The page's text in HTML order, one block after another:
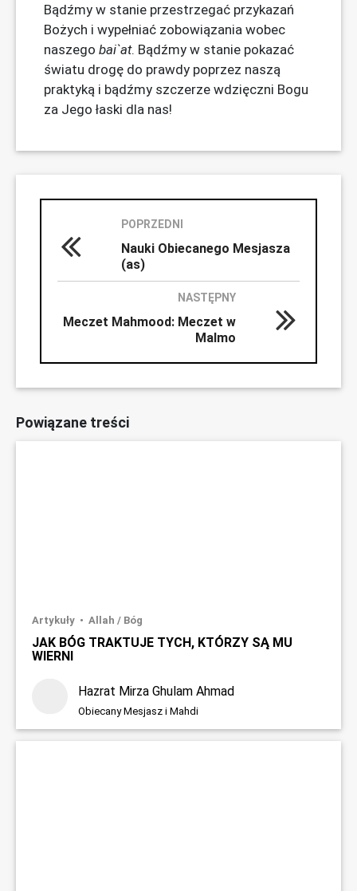
Powiązane treści
Artykuły Allah / Bóg
JAK BÓG TRAKTUJE TYCH, KTÓRZY SĄ MU
WIERNI
Hazrat Mirza Ghulam Ahmad
Obiecany Mesjasz i Mahdi
Bądźmy w stanie przestrzegać przykazań
Bożych i wypełniać zobowiązania wobec
naszego bai`at. Bądźmy w stanie pokazać
światu drogę do prawdy poprzez naszą
praktyką i bądźmy szczerze wdzięczni Bogu
za Jego łaski dla nas!
POPRZEDNI
Nauki Obiecanego Mesjasza
(as)
NASTĘPNY
Meczet Mahmood: Meczet w
Malmo